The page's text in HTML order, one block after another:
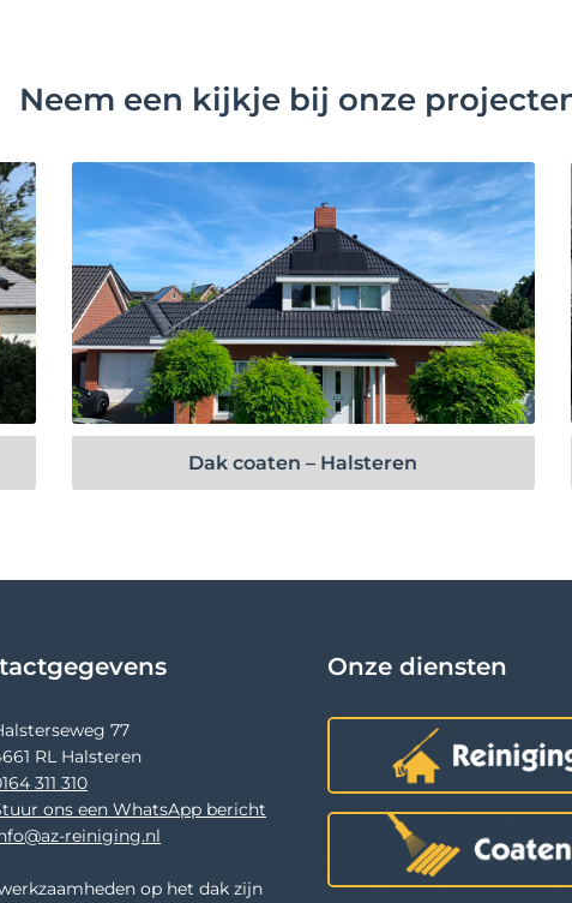
Neem een kijkje bij onze
Bekijk project
Dak coaten – Halsteren
77
RL Halsteren
311 310
ons een WhatsApp bericht
reiniging.nl
op het dak zijn
Onze diensten